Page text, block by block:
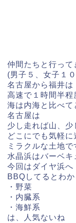
仲間たちと行って
(男子５、女子１
名古屋から福井は
高速で１時間半程
海は内海と比べて
名古屋は
少し走れば山、少
どこにでも気軽に
ミラクルな土地で
水晶浜はバーベ
今回はダイヤ浜へ
BBQしてるとわ
・野菜
・内臓系
・海鮮系
は、人気ないね